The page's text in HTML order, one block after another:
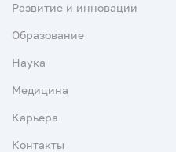
Развитие и инновации
Образование
Наука
Медицина
Карьера
Контакты